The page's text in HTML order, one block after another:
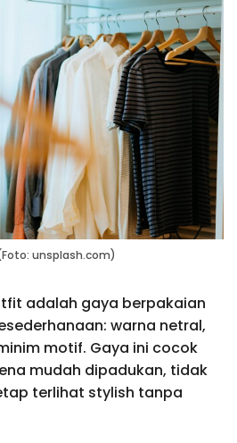
unsplash.com)
adalah gaya berpakaian
warna netral,
motif. Gaya ini cocok
mudah dipadukan, tidak
terlihat stylish tanpa